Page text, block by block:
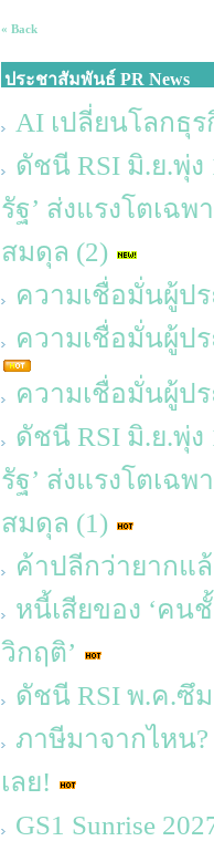
« Back
ประชาสัมพันธ์ PR News
AI เปลี่ยนโลกธุ
ดัชนี RSI มิ.ย.พุ่ง
รัฐ’ ส่งแรงโตเฉ
สมดุล (2)
ความเชื่อมั่นผู้ป
ความเชื่อมั่นผู้ป
ความเชื่อมั่นผู้ป
ดัชนี RSI มิ.ย.พุ่ง
รัฐ’ ส่งแรงโตเฉ
สมดุล (1)
ค้าปลีกว่ายากแล้
หนี้เสียของ ‘คนชั้
วิกฤติ’
ดัชนี RSI พ.ค.ซึ
ภาษีมาจากไหน
เลย!
GS1 Sunrise